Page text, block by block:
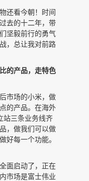
还看今朝！时间
去的十二年，带
坚毅前行的勇气
，总让我对前路
的产品，走特色
市场的小米，做
的产品。在海外
站三条业务线齐
，做我们可以做
好每一个功能。
面启动了，正在
市场是富士伟业